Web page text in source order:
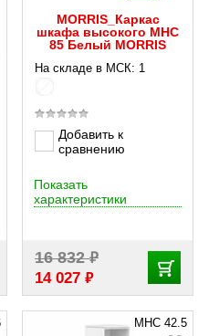
MORRIS_Каркас
шкафа высокого MHC
85 Белый MORRIS
На складе в МСК: 1
Добавить к
сравнению
16 832₽
14 027 ₽
Показать
характеристики
MHC 42.5